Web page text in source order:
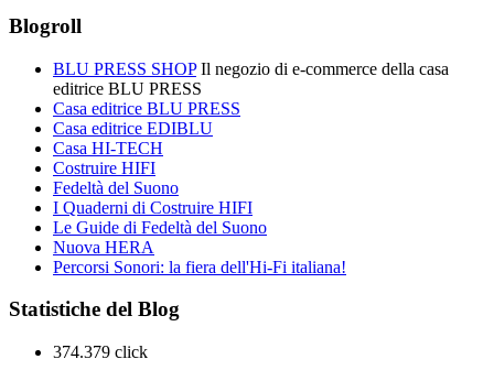
Blogroll
BLU PRESS SHOPIl negozio di e-commerce della casa
editrice BLU PRESS
Casa editrice BLU PRESS
Casa editrice EDIBLU
Casa HI-TECH
Costruire HIFI
Fedeltà del Suono
I Quaderni di Costruire HIFI
Le Guide di Fedeltà del Suono
Nuova HERA
Percorsi Sonori: la fiera dell'Hi-Fi italiana!
Statistiche del Blog
374.379 click